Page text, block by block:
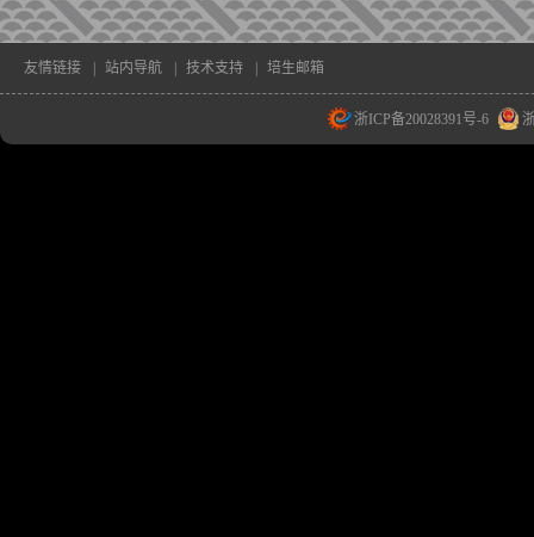
友情链接 站内导航 技术支持 培生邮箱
浙ICP备20028391号-6